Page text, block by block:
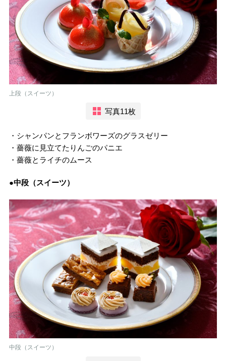
上段（スイーツ）
写真11枚
・シャンパンとフランボワーズのグラスゼリー
・薔薇に見立てたりんごのパニエ
・薔薇とライチのムース
●中段（スイーツ）
中段（スイーツ）